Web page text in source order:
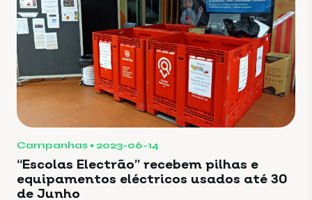
Campanhas 2023-06-14
“Escolas Electrão” recebem pilhas e
equipamentos eléctricos usados até 30
de Junho